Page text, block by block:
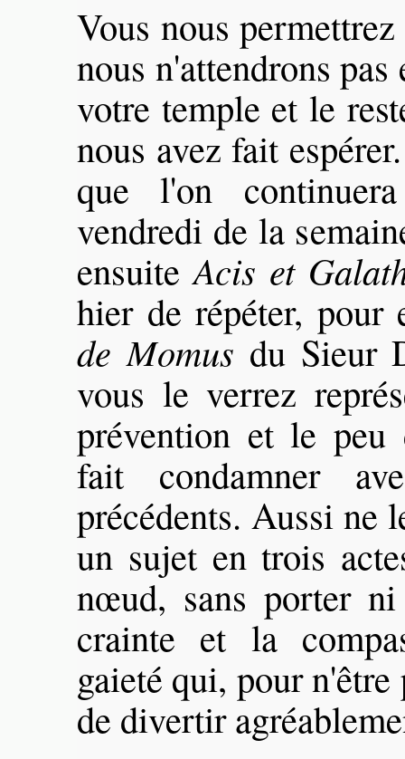
Vous nous
nous n'attendrons
votre temple et le
nous avez fait
que l'on
vendredi de la
ensuiteAcis et
hier de répéter,
de Momus du Sieur
vous le verrez
prévention et le peu
fait condamner
précédents. Aussi ne
un sujet en trois
nœud, sans porter
crainte et la
gaieté qui, pour
de divertir